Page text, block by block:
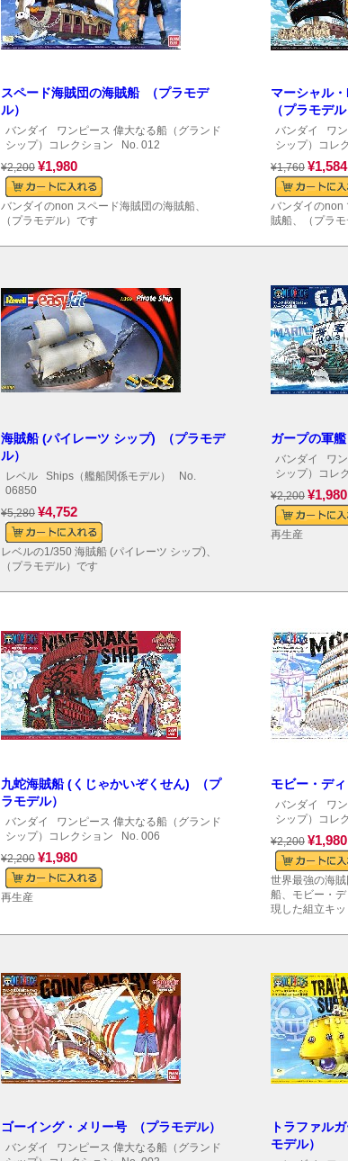
スペード海賊団の海賊船 （プラモデ
ル）
バンダイ
ワンピース 偉大なる船（グランド
シップ）コレクション No. 012
¥2,200 ¥1,980
バンダイのnon スペード海賊団の海賊船、
（プラモデル）です
マーシャル
（プラモデル
バンダイ
ワ
シップ）コレ
¥1,760 ¥1,584
バンダイのnon
賊船、（プラ
海賊船 (パイレーツ シップ) （プラモデ
ル）
レベル Ships（艦船関係モデル）
No.
06850
¥5,280 ¥4,752
レベルの1/350 海賊船 (パイレーツ シップ)、
（プラモデル）です
ガープの軍
バンダイ
ワ
シップ）コレ
¥2,200 ¥1,980
再生産
九蛇海賊船 (くじゃかいぞくせん) （プ
ラモデル）
バンダイ
ワンピース 偉大なる船（グランド
シップ）コレクション No. 006
¥2,200 ¥1,980
再生産
モビー・デ
バンダイ
ワ
シップ）コレ
¥2,200 ¥1,980
世界最強の海
船、モビー・
現した組立キッ
ゴーイング・メリー号 （プラモデル）
バンダイ
ワンピース 偉大なる船（グランド
トラファル
モデル）